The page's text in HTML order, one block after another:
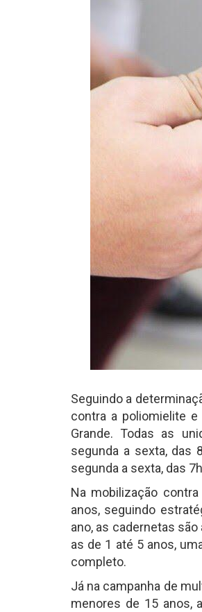
Seguindo a
contra a poliomielite
Grande. Todas as
segunda a sexta, das
segunda a sexta, das
Na mobilização
anos, seguindo
ano, as cadernetas
as de 1 até 5 anos,
completo.
Já na campanha de
menores de 15 anos,